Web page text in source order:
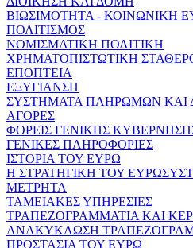
ΒΙΩΣΙΜΟΤΗΤΑ - ΚΟΙΝΩΝΙΚΗ
ΠΟΛΙΤΙΣΜΟΣ
ΝΟΜΙΣΜΑΤΙΚΗ ΠΟΛΙΤΙΚΗ
ΧΡΗΜΑΤΟΠΙΣΤΩΤΙΚΗ
ΕΠΟΠΤΕΙΑ
ΕΞΥΓΙΑΝΣΗ
ΣΥΣΤΗΜΑΤΑ ΠΛΗΡΩΜΩΝ ΚΑΙ
ΑΓΟΡΕΣ
ΦΟΡΕΙΣ ΓΕΝΙΚΗΣ
ΓΕΝΙΚΕΣ ΠΛΗΡΟΦΟΡΙΕΣ
ΙΣΤΟΡΙΑ ΤΟΥ ΕΥΡΩ
Η ΣΤΡΑΤΗΓΙΚΗ ΤΟΥ
ΜΕΤΡΗΤΑ
ΤΑΜΕΙΑΚΕΣ ΥΠΗΡΕΣΙΕΣ
ΤΡΑΠΕΖΟΓΡΑΜΜΑΤΙΑ ΚΑΙ
ΑΝΑΚΥΚΛΩΣΗ
ΠΡΟΣΤΑΣΙΑ ΤΟΥ ΕΥΡΩ